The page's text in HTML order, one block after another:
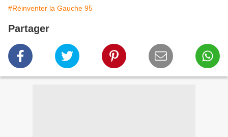
#Réinventer la Gauche 95
Partager